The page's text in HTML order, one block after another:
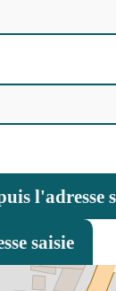
l'adresse
saisie